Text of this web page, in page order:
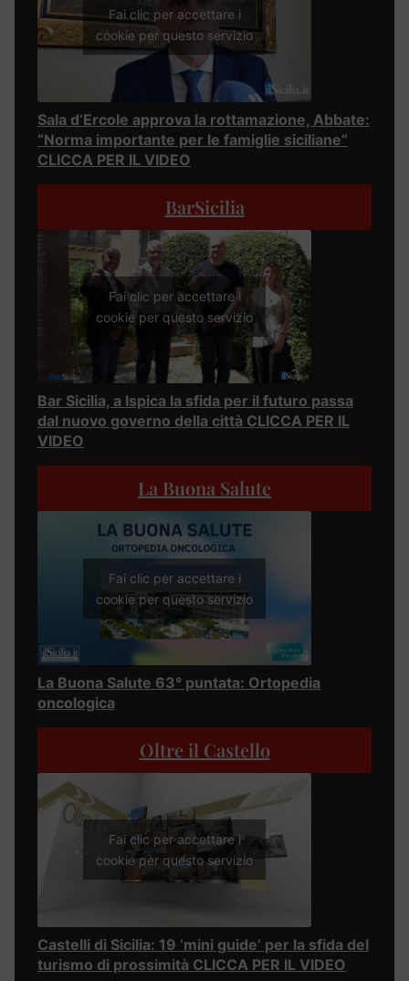
Fai clic per accettare i
cookie per questo servizio
Sala d’Ercole approva la rottamazione, Abbate:
“Norma importante per le famiglie siciliane”
CLICCA PER IL VIDEO
BarSicilia
Fai clic per accettare i
cookie per questo servizio
Bar Sicilia, a Ispica la sfida per il futuro passa
dal nuovo governo della città CLICCA PER IL
VIDEO
La Buona Salute
Fai clic per accettare i
cookie per questo servizio
La Buona Salute 63° puntata: Ortopedia
oncologica
Oltre il Castello
Fai clic per accettare i
cookie per questo servizio
Castelli di Sicilia: 19 ‘mini guide’ per la sfida del
turismo di prossimità CLICCA PER IL VIDEO